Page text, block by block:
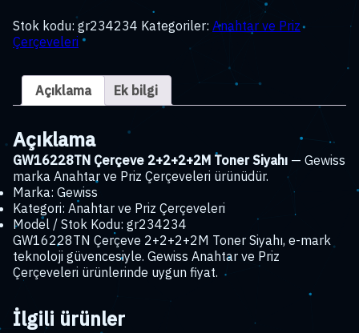
2+2+2+2M
Toner
Siyahı
Stok kodu: gr234234 Kategoriler: Anahtar ve Priz
Çerçeveleri
Açıklama Ek bilgi
Açıklama
GW16228TN Çerçeve 2+2+2+2M Toner Siyahı — Gewiss
marka Anahtar ve Priz Çerçeveleri ürünüdür.
Marka: Gewiss
Kategori: Anahtar ve Priz Çerçeveleri
Model / Stok Kodu: gr234234
GW16228TN Çerçeve 2+2+2+2M Toner Siyahı, e-mark
teknoloji güvencesiyle. Gewiss Anahtar ve Priz
Çerçeveleri ürünlerinde uygun fiyat.
İlgili ürünler